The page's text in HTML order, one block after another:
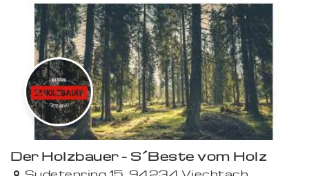
Premium
Der Holzbauer - S´Beste vom Holz